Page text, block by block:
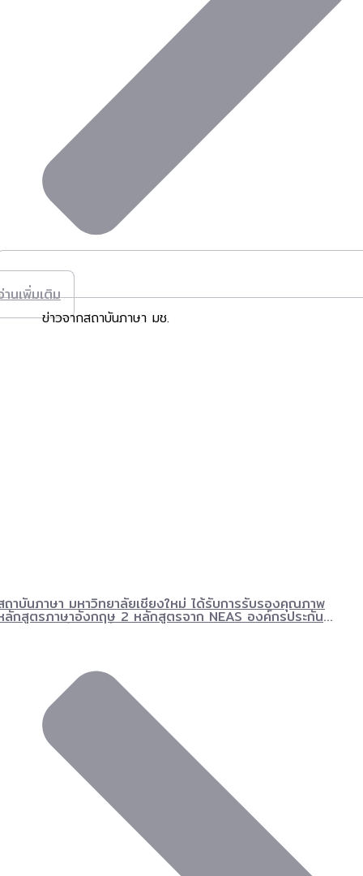
านเพิ่มเติม
ข่าวจากสถาบันภาษา มช.
ถาบันภาษา มหาวิทยาลัยเชียงใหม่ ได้รับการรับรองคุณภาพ
ลักสูตรภาษาอังกฤษ 2 หลักสูตรจาก NEAS องค์กรประกัน
ณภาพการศึกษาระดับนานาชาติ